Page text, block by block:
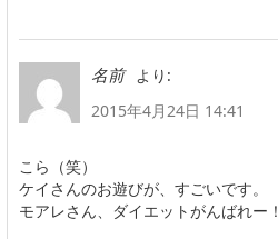
名前
より:
2015年4月24日 14:41
こら（笑）
ケイさんのお遊びが、すごいです。
モアレさん、ダイエットがんばれー！